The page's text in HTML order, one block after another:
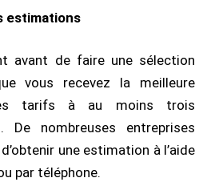
estimations
avant de faire une sélection
vous recevez la meilleure
tarifs à au moins trois
De nombreuses entreprises
une estimation à l’aide
par téléphone.